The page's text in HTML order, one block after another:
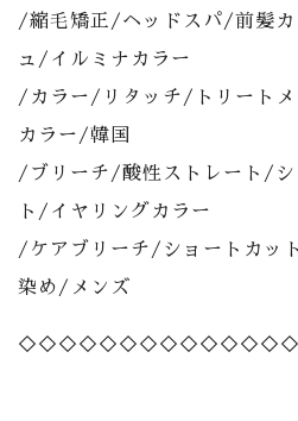
/縮毛矯正/ヘッドスパ/前髪
ュ/イルミナカラー
/カラー/リタッチ/トリート
カラー/韓国
/ブリーチ/酸性ストレート/
ト/イヤリングカラー
/ケアブリーチ/ショートカッ
染め/メンズ